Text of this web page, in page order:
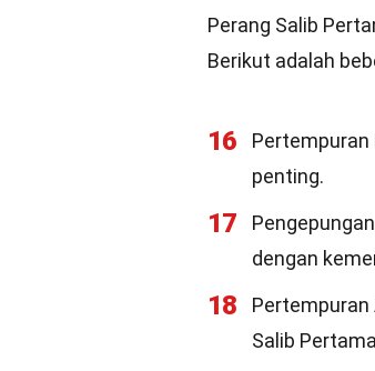
Perang Salib
Berikut adalah
16
Pertempuran
penting.
17
dengan
18
Pertempuran
Salib